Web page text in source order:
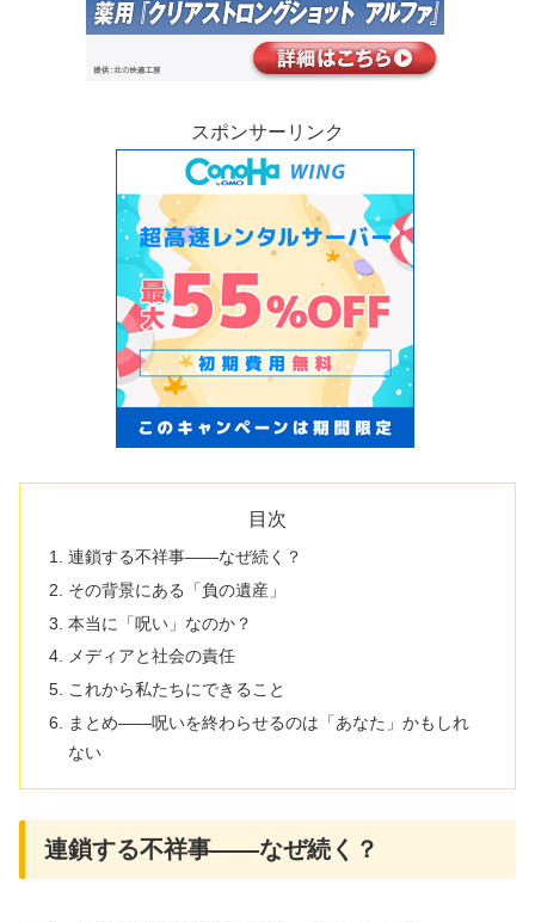
スポンサーリンク
目次
連鎖する不祥事――なぜ続く？
その背景にある「負の遺産」
本当に「呪い」なのか？
メディアと社会の責任
これから私たちにできること
まとめ――呪いを終わらせるのは「あなた」かもしれ
ない
連鎖する不祥事――なぜ続く？